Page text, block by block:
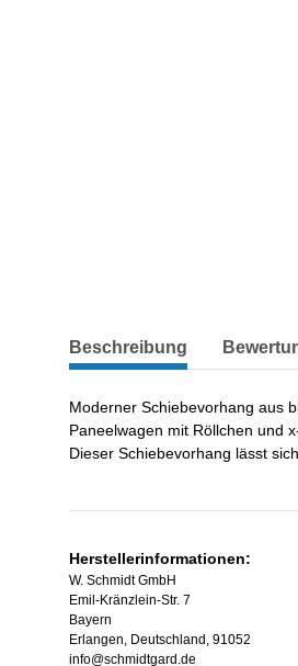
Beschreibung
Moderner Schiebevorhang aus
Paneelwagen mit Röllchen und
Dieser Schiebevorhang lässt
Herstellerinformationen:
W. Schmidt GmbH
Emil-Kränzlein-Str. 7
Bayern
Erlangen, Deutschland, 91052
info@schmidtgard.de